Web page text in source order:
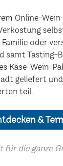
Online-
oder
samt Tasting-
Käse-Wein-
geliefert
teil.
&
für die ganze